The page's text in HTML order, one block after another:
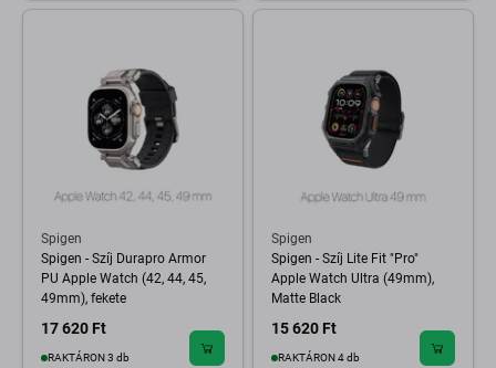
Spigen
Spigen - Szíj Durapro Armor
PU Apple Watch (42, 44, 45,
49mm), fekete
17 620 Ft
RAKTÁRON 3 db
Spigen
Spigen - Szíj Lite Fit "Pro"
Apple Watch Ultra (49mm),
Matte Black
15 620 Ft
RAKTÁRON 4 db